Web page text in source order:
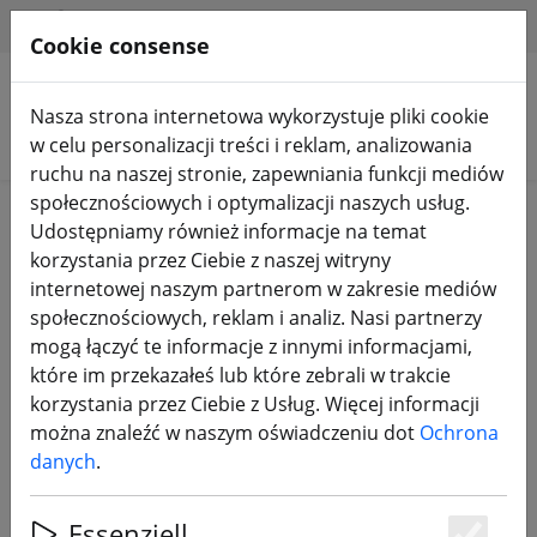
Szukaj produktów
Home Drony FPV RTF, BNF I PNP
Axisflying Bando 5 X DJI O4 Pro HD
5 cali GPS 2,4 GHz ELRS GPS różowy
Cookie consense
Nasza strona internetowa wykorzystuje pliki cookie
w celu personalizacji treści i reklam, analizowania
ruchu na naszej stronie, zapewniania funkcji mediów
społecznościowych i optymalizacji naszych usług.
Udostępniamy również informacje na temat
korzystania przez Ciebie z naszej witryny
internetowej naszym partnerom w zakresie mediów
społecznościowych, reklam i analiz. Nasi partnerzy
mogą łączyć te informacje z innymi informacjami,
które im przekazałeś lub które zebrali w trakcie
korzystania przez Ciebie z Usług. Więcej informacji
można znaleźć w naszym oświadczeniu dot Ochrona
danych.